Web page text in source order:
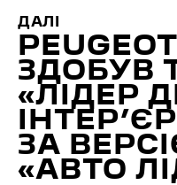
ДАЛІ
ЗДОБУВ
«ЛІДЕР
ЗА
«АВТО